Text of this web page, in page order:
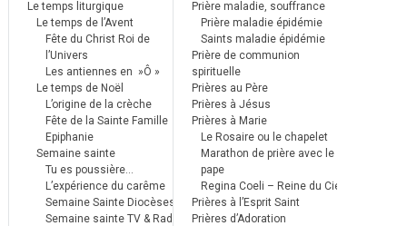
Le temps liturgique
Le temps de l’Avent
Fête du Christ Roi de
l’Univers
Les antiennes en »Ô »
Le temps de Noël
L’origine de la crèche
Fête de la Sainte Famille
Epiphanie
Semaine sainte
Tu es poussière…
L’expérience du carême
Semaine Sainte Diocèses
Semaine sainte TV & Radio
Prière maladie, souffrance
Prière maladie épidémie
Saints maladie épidémie
Prière de communion
spirituelle
Prières au Père
Prières à Jésus
Prières à Marie
Le Rosaire ou le chapelet
Marathon de prière avec le
pape
Regina Coeli – Reine du Ciel
Prières à l’Esprit Saint
Prières d’Adoration